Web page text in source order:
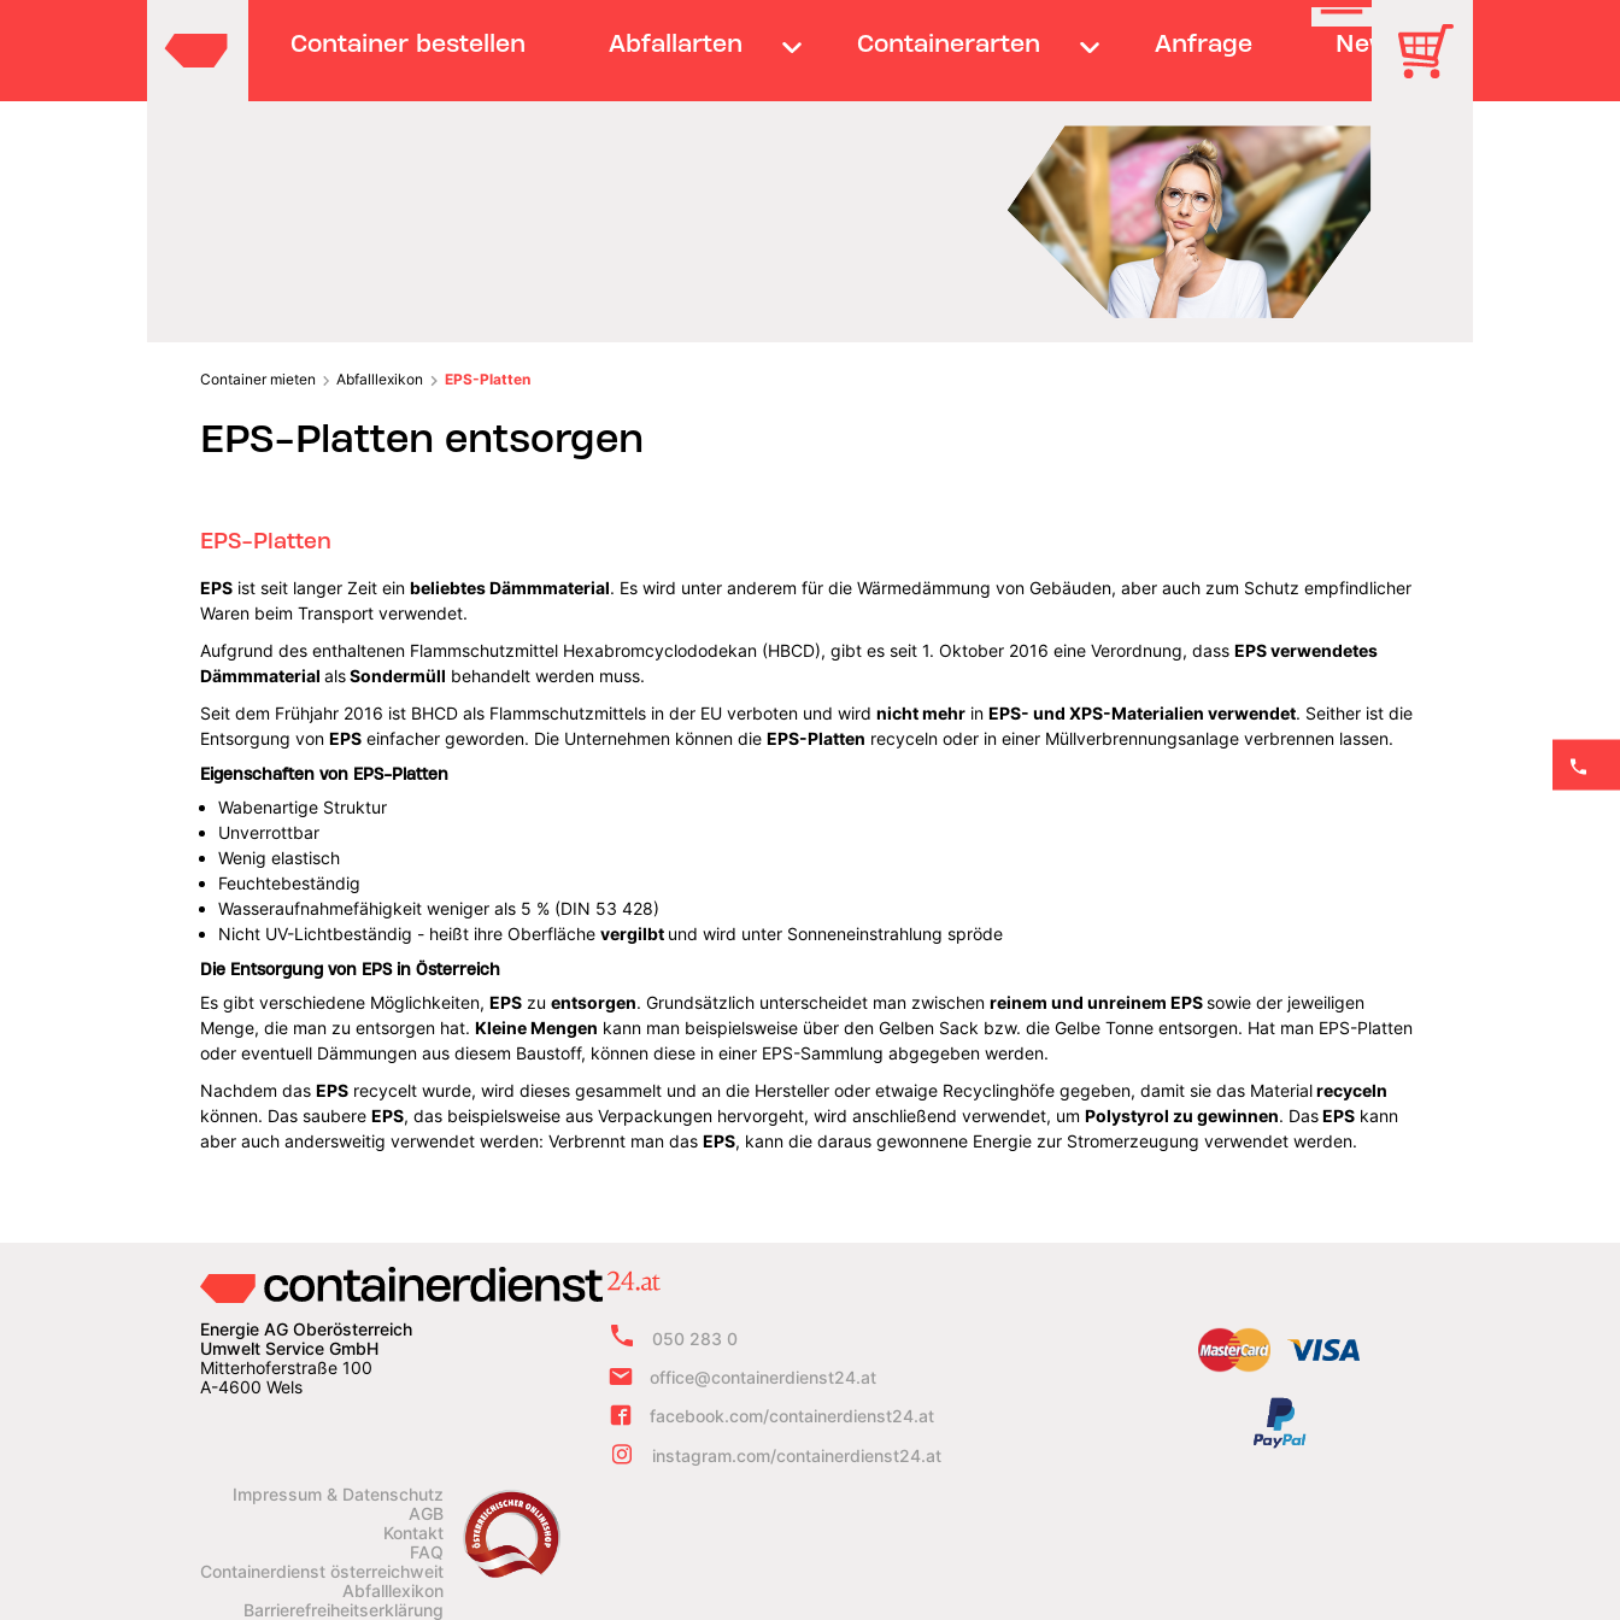
Container bestellen Abfallarten Containerarten Anfrage News
Container mieten Abfalllexikon EPS-Platten
EPS-Platten entsorgen
EPS-Platten
EPSist seit langer Zeit ein beliebtes Dämmmaterial. Es wird unter anderem für die Wärmedämmung von Gebäuden, aber auch zum Schutz empfindlicher
Waren beim Transport verwendet.
Aufgrund des enthaltenen Flammschutzmittel Hexabromcyclododekan (HBCD), gibt es seit 1. Oktober 2016 eine Verordnung, dass EPS verwendetes
Dämmmaterial alsSondermüll behandelt werden muss.
Seit dem Frühjahr 2016 ist BHCD als Flammschutzmittels in der EU verboten und wird nicht mehrin EPS- und XPS-Materialien verwendet. Seither ist die
Entsorgung von EPSeinfacher geworden. Die Unternehmen können die EPS-Platten recyceln oder in einer Müllverbrennungsanlage verbrennen lassen.
Eigenschaften von EPS-Platten
Wabenartige Struktur
Unverrottbar
Wenig elastisch
Feuchtebeständig
Wasseraufnahmefähigkeit weniger als 5 % (DIN 53 428)
Nicht UV-Lichtbeständig - heißt ihre Oberflächevergilbt und wird unter Sonneneinstrahlung spröde
Die Entsorgung von EPS in Österreich
Es gibt verschiedene Möglichkeiten, EPSzu entsorgen. Grundsätzlich unterscheidet man zwischen reinem und unreinem EPSsowie der jeweiligen
Menge, die man zu entsorgen hat. Kleine Mengen kann man beispielsweise über den Gelben Sack bzw. die Gelbe Tonne entsorgen. Hat man EPS-Platten
oder eventuell Dämmungen aus diesem Baustoff, können diese in einer EPS-Sammlung abgegeben werden.
Nachdem das EPSrecycelt wurde, wird dieses gesammelt und an die Hersteller oder etwaige Recyclinghöfe gegeben, damit sie das Materialrecyceln
können. Das saubere EPS, das beispielsweise aus Verpackungen hervorgeht, wird anschließend verwendet, um Polystyrol zu gewinnen. DasEPSkann
aber auch andersweitig verwendet werden: Verbrennt man das EPS, kann die daraus gewonnene Energie zur Stromerzeugung verwendet werden.
Energie AG Oberösterreich
Umwelt Service GmbH
Mitterhoferstraße 100
A-4600 Wels
050 283 0
office@containerdienst24.at
facebook.com/containerdienst24.at
instagram.com/containerdienst24.at
Impressum & Datenschutz
AGB
Kontakt
FAQ
Containerdienst österreichweit
Abfalllexikon
Barrierefreiheitserklärung